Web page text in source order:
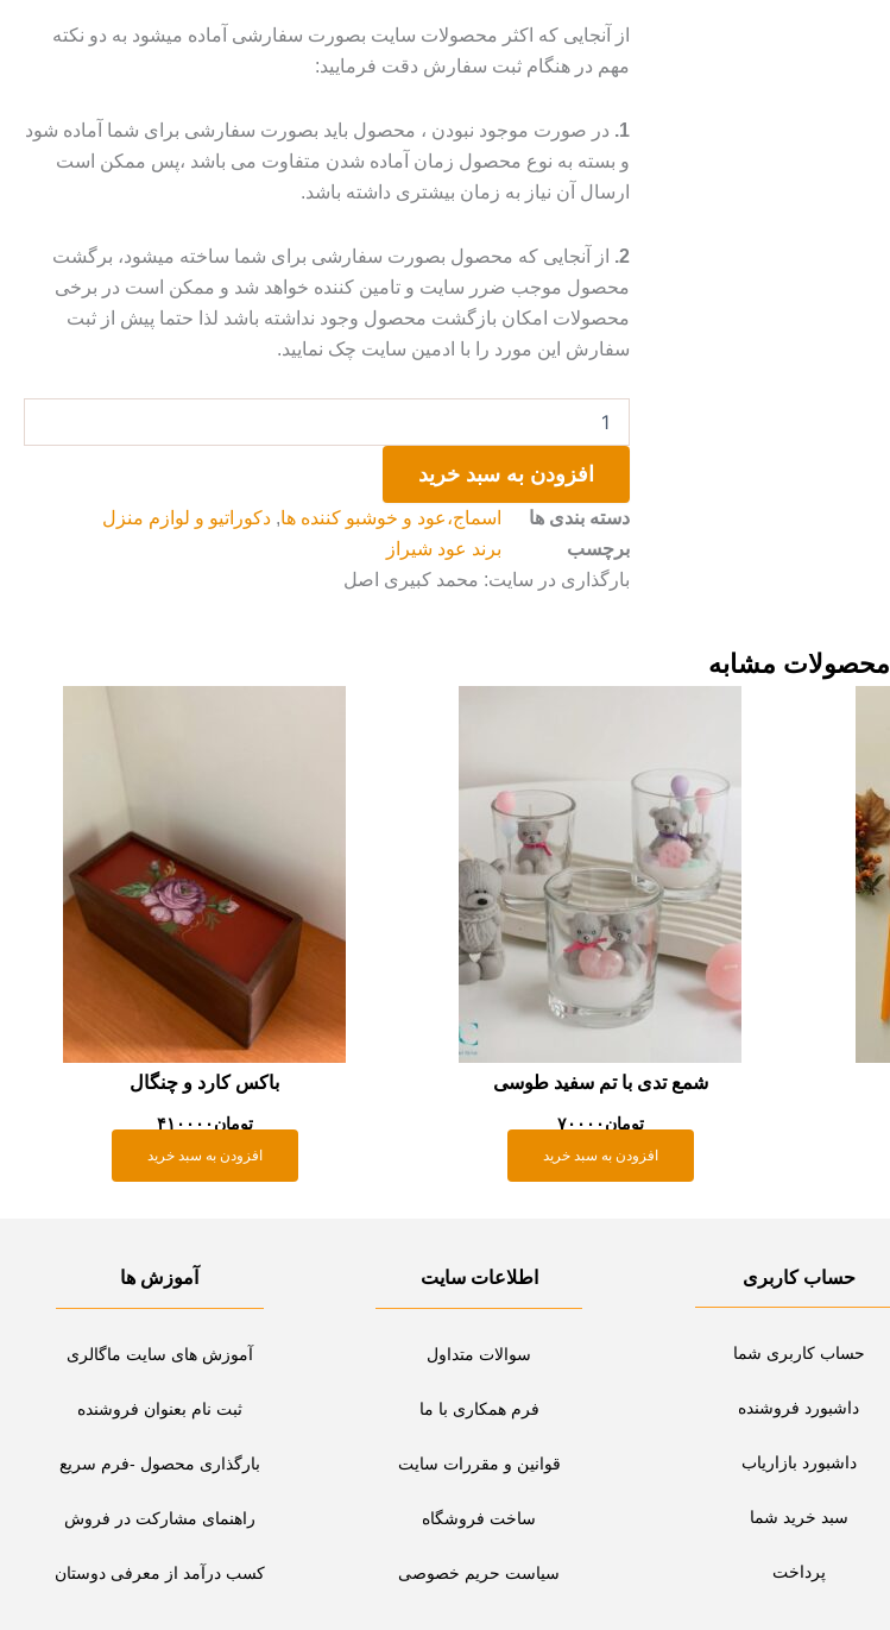
از آنجایی که اکثر محصولات سایت بصورت سفارشی آماده میشود به دو نکته
مهم در هنگام ثبت سفارش دقت فرمایید:
1. در صورت موجود نبودن ، محصول باید بصورت سفارشی برای شما آماده شود
و بسته به نوع محصول زمان آماده شدن متفاوت می باشد ،پس ممکن است
ارسال آن نیاز به زمان بیشتری داشته باشد.
2.
از آنجایی که محصول بصورت سفارشی برای شما ساخته میشود، برگشت
محصول موجب ضرر سایت و تامین کننده خواهد شد و ممکن است در برخی
محصولات امکان بازگشت محصول وجود نداشته باشد لذا حتما پیش از ثبت
سفارش این مورد را با ادمین سایت چک نمایید.
دست
اسطوخودوس
عدد
افزودن به سبد خرید
دسته بندی ها اسماج،عود و خوشبو کننده ها,دکوراتیو و لوازم منزل
برچسب
برند عود شیراز
بارگذاری در سایت: محمد کبیری اصل
محصولات مشابه
شمع تدی با تم سفید طوسی
تومان۷۰۰۰۰
افزودن به سبد خرید
باکس کارد و چنگال
تومان۴۱۰۰۰۰
افزودن به سبد خرید
حساب کاربری
حساب کاربری شما
داشبورد فروشنده
داشبورد بازاریاب
سبد خرید شما
پرداخت
اطلاعات سایت
سوالات متداول
فرم همکاری با ما
قوانین و مقررات سایت
ساخت فروشگاه
سیاست حریم خصوصی
آموزش ها
آموزش های سایت ماگالری
ثبت نام بعنوان فروشنده
بارگذاری محصول -فرم سریع
راهنمای مشارکت در فروش
کسب درآمد از معرفی دوستان